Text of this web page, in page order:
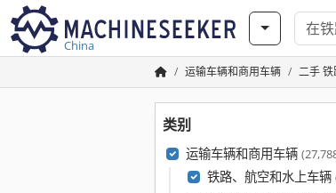
China
运输车辆和商用车辆 二手
类别
运输车辆和商用车辆
铁路、航空和水上车辆